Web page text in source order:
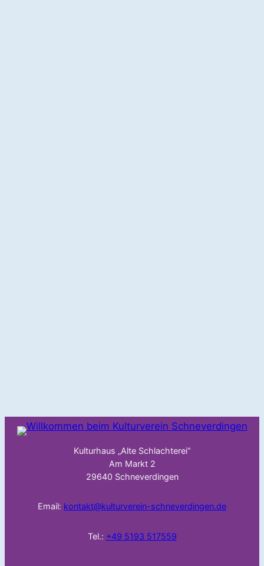
Kulturhaus „Alte Schlachterei“
Am Markt 2
29640 Schneverdingen
Email: kontakt@kulturverein-schneverdingen.de
Tel.: +49 5193 517559